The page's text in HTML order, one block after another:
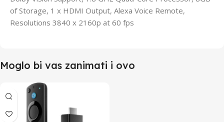
of Storage, 1 x HDMI Output, Alexa Voice Remote,
Resolutions 3840 x 2160p at 60 fps
Moglo bi vas zanimati i ovo